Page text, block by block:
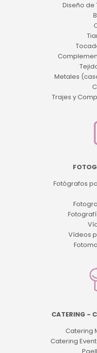
Diseño de
Metales
Trajes y
Fotógrafos
Vídeos
CATERING -
Catering
Catering